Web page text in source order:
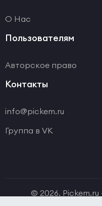
О Нас
Пользователям
Авторское право
Контакты
info@pickem.ru
Группа в VK
© 2026.